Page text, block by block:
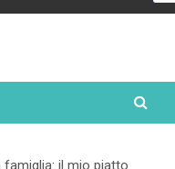
il mio piatto